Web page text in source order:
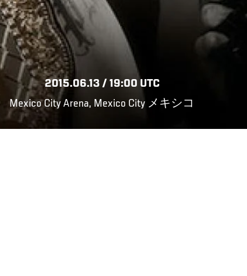
2015.06.13 / 19:00 UTC
Mexico City Arena, Mexico City メキシコ